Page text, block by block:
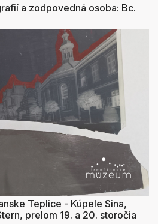
a zodpovedná osoba: Bc.
Teplice - Kúpele Sina,
prelom 19. a 20. storočia